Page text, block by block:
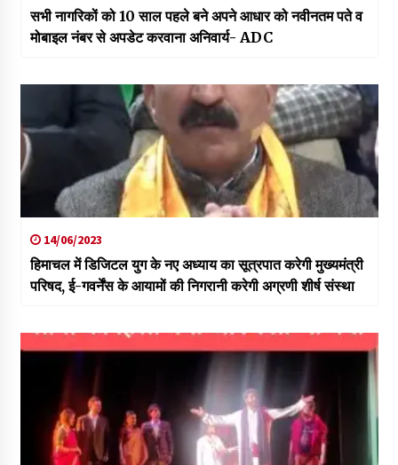
सभी नागरिकों को 10 साल पहले बने अपने आधार को नवीनतम पते व
मोबाइल नंबर से अपडेट करवाना अनिवार्य- ADC
14/06/2023
हिमाचल में डिजिटल युग के नए अध्याय का सूत्रपात करेगी मुख्यमंत्री
परिषद, ई-गवर्नेंस के आयामों की निगरानी करेगी अग्रणी शीर्ष संस्था